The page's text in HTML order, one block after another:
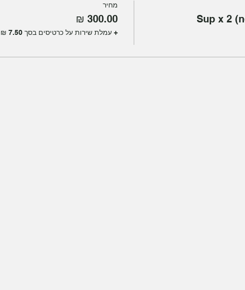
Sup x 2
מחיר
+ עמלת שירות על כרטיסים בסך ‏7.50 ‏₪